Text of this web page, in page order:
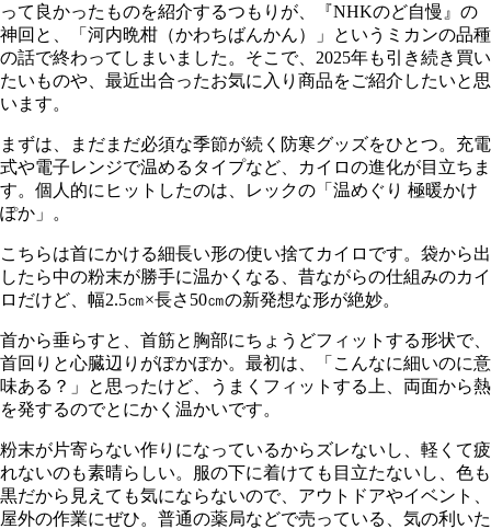
って良かったものを紹介するつもりが、『NHKのど自慢』の
神回と、「河内晩柑（かわちばんかん）」というミカンの品種
の話で終わってしまいました。そこで、2025年も引き続き買い
たいものや、最近出合ったお気に入り商品をご紹介したいと思
います。
まずは、まだまだ必須な季節が続く防寒グッズをひとつ。充電
式や電子レンジで温めるタイプなど、カイロの進化が目立ちま
す。個人的にヒットしたのは、レックの「温めぐり 極暖かけ
ぽか」。
こちらは首にかける細長い形の使い捨てカイロです。袋から出
したら中の粉末が勝手に温かくなる、昔ながらの仕組みのカイ
ロだけど、幅2.5㎝×長さ50㎝の新発想な形が絶妙。
首から垂らすと、首筋と胸部にちょうどフィットする形状で、
首回りと心臓辺りがぽかぽか。最初は、「こんなに細いのに意
味ある？」と思ったけど、うまくフィットする上、両面から熱
を発するのでとにかく温かいです。
粉末が片寄らない作りになっているからズレないし、軽くて疲
れないのも素晴らしい。服の下に着けても目立たないし、色も
黒だから見えても気にならないので、アウトドアやイベント、
屋外の作業にぜひ。普通の薬局などで売っている、気の利いた